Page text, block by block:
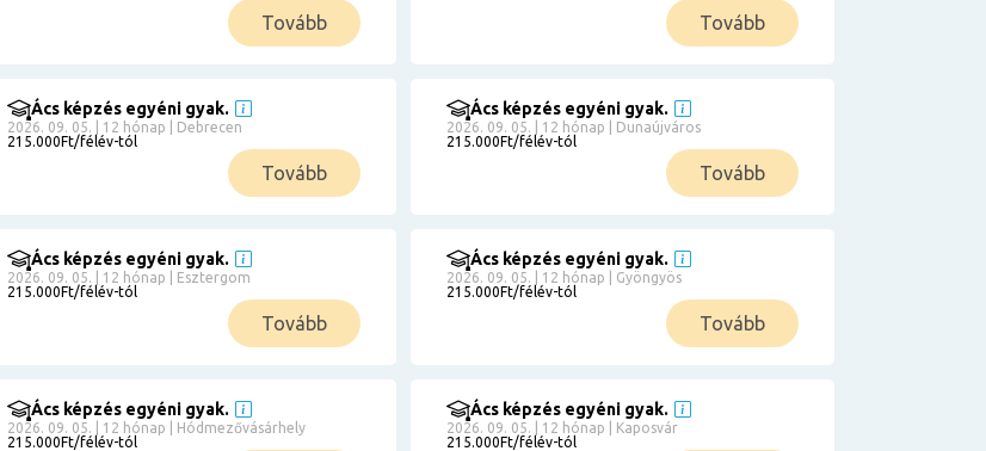
Tovább Tovább
Ács képzés egyéni gyak.
2026. 09. 05. | 12 hónap | Debrecen
215.000Ft/félév-tól
Tovább
Ács képzés egyéni gyak.
2026. 09. 05. | 12 hónap | Dunaújváros
215.000Ft/félév-tól
Tovább
Ács képzés egyéni gyak.
2026. 09. 05. | 12 hónap | Esztergom
215.000Ft/félév-tól
Tovább
Ács képzés egyéni gyak.
2026. 09. 05. | 12 hónap | Gyöngyös
215.000Ft/félév-tól
Tovább
Ács képzés egyéni gyak.
2026. 09. 05. | 12 hónap | Hódmezővásárhely
215.000Ft/félév-tól
Ács képzés egyéni gyak.
2026. 09. 05. | 12 hónap | Kaposvár
215.000Ft/félév-tól